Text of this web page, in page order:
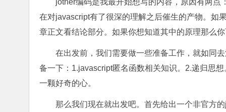
jother编码是我最开始想写的内容，原因有两
在对javascript有了很深的理解之后催生的产物。如
章正文看结论部分。如果你想知道其中的原理那么
在出发前，我们需要做一些准备工作，就如同
备一下：1.javascript匿名函数相关知识。2.递归思
一颗好奇的心。
那么我们现在就出发吧。首先给出一个非官方